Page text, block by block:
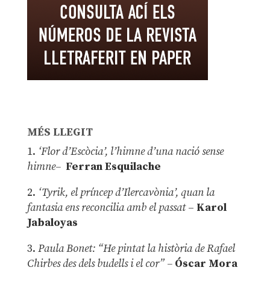
MÉS LLEGIT
1. ‘Flor d’Escòcia’, l’himne d’una nació sense
himne– Ferran Esquilache
2. ‘Tyrik, el príncep d’Ilercavònia’, quan la
fantasia ens reconcilia amb el passat– Karol
Jabaloyas
3. Paula Bonet: “He pintat la història de Rafael
Chirbes des dels budells i el cor” –Óscar Mora